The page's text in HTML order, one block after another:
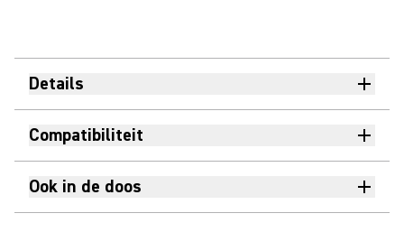
Details
Compatibiliteit
Ook in de doos